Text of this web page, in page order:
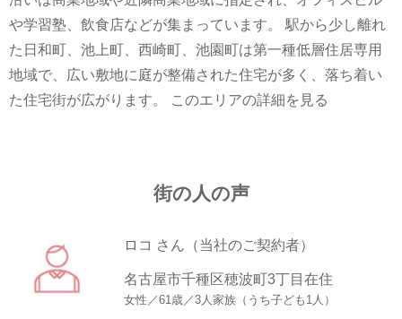
や学習塾、飲食店などが集まっています。 駅から少し離れ
た日和町、池上町、西崎町、池園町は第一種低層住居専用
地域で、広い敷地に庭が整備された住宅が多く、落ち着い
た住宅街が広がります。
このエリアの詳細を見る
街の人の声
ロコ さん（当社のご契約者）
名古屋市千種区穂波町3丁目在住
女性／61歳／3人家族（うち子ども1人）